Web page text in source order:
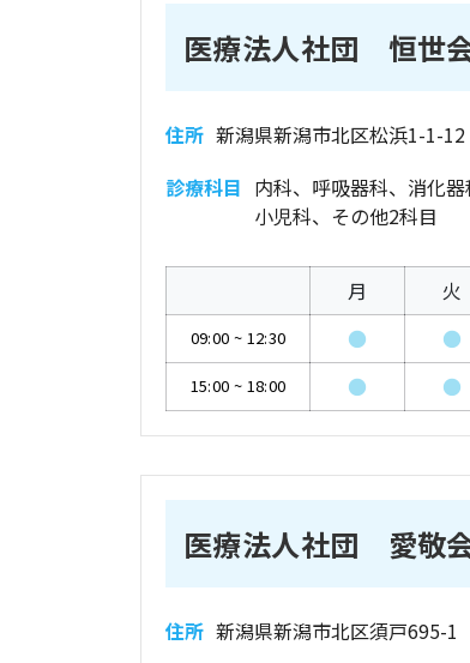
医療法人社団 恒世
住所 新潟県新潟市北区松浜1-1-12
診療科目 内科、呼吸器科、消化器
小児科、その他2科目
月 火
09:00 ~ 12:30 ● ●
15:00 ~ 18:00 ● ●
医療法人社団 愛敬
住所 新潟県新潟市北区須戸695-1